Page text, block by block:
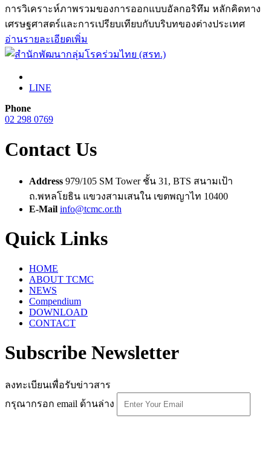
การวิเคราะห์ภาพรวมของการออกแบบอัลกอริทึม หลักคิดทาง
เศรษฐศาสตร์และการเปรียบเทียบกับบริบทของต่างประเทศ
อ่านรายละเอียดเพิ่ม
LINE
Phone
02 298 0769
Contact Us
Address 979/105 SM Tower ชั้น 31, BTS สนามเป้า
ถ.พหลโยธิน แขวงสามเสนใน เขตพญาไท 10400
E-Mail info@tcmc.or.th
Quick Links
HOME
ABOUT TCMC
NEWS
Compendium
DOWNLOAD
CONTACT
Subscribe Newsletter
ลงทะเบียนเพื่อรับข่าวสาร
กรุณากรอก email ด้านล่าง